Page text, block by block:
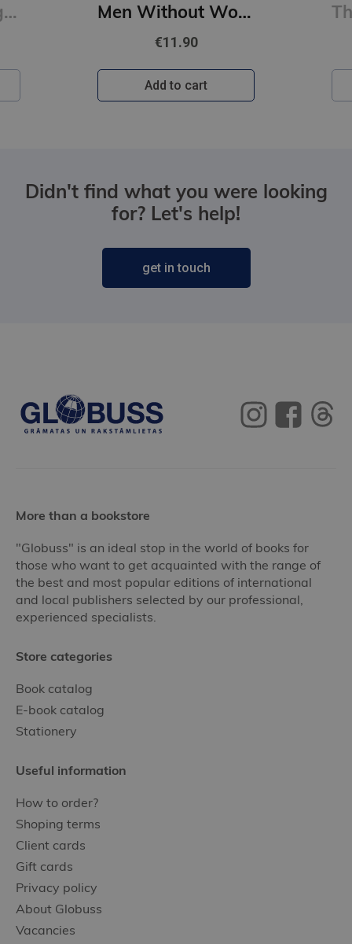
First Person Singular : mind-bending new collection of short stories Men Without Women
€11.90
Add to cart
Didn't find what you were looking
for? Let's help!
get in touch
More than a bookstore
"Globuss" is an ideal stop in the world of books for
those who want to get acquainted with the range of
the best and most popular editions of international
and local publishers selected by our professional,
experienced specialists.
Store categories
Book catalog
E-book catalog
Stationery
Useful information
How to order?
Shoping terms
Client cards
Gift cards
Privacy policy
About Globuss
Vacancies